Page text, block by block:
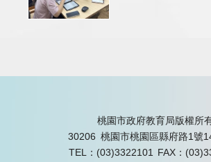
桃園市政府教育局版權所
30206 桃園市桃園區縣府路1號
TEL：(03)3322101 FAX：